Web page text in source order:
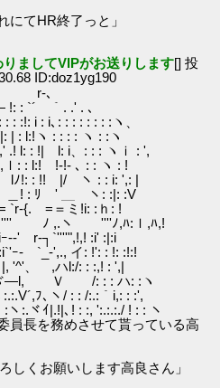
てHR終了っと」
ましてVIPがお送りします[] 投
ID:doz1yg190
. .' . ､
: : : : : : :ヽ、
: : : : ヽ : :ヽ
l: i、: : : ヽｉ : ',
!‐!- ､ : : ヽ : !
: !! |/ ヽ : : i: ',: |
ﾘ ' ＿ ヽ: :|: :V
=＝ミ!i: :ｈ: !
,.ヽ ''''ﾉ,ﾊ:ｌ,ﾊ,!
:i' :|:i
イ: !': : !: :!:!
,ハl:/: : :,! : ',|
Ｖ /: : : ハ: :ヽ
､ヽ/ : : /:.:｀i,: : :',
|.!|､! : :, ':.:.:./ ! : : ヽ
員長を務めさせて貰っている高
しくお願いします高良さん」